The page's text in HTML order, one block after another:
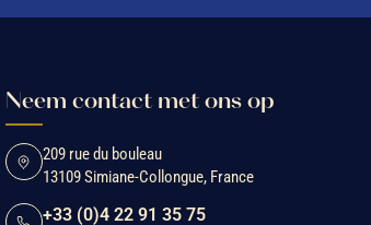
Neem contact met ons op
209 rue du bouleau
13109 Simiane-Collongue, France
+33 (0)4 22 91 35 75